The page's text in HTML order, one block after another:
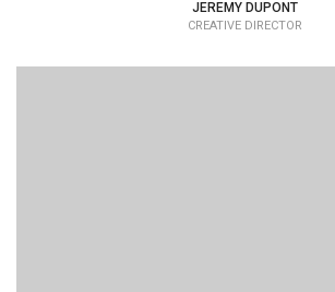
JEREMY DUPONT
CREATIVE DIRECTOR